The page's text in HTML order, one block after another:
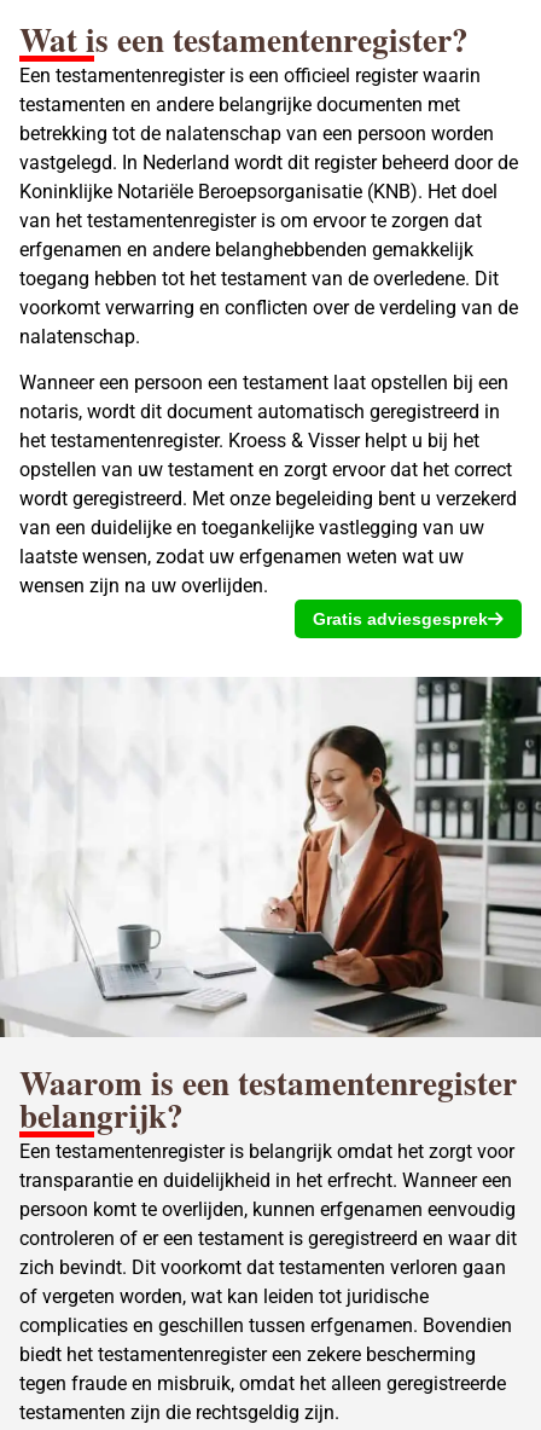
Wat is een testamentenregister?
Een testamentenregister is een officieel register waarin
testamenten en andere belangrijke documenten met
betrekking tot de nalatenschap van een persoon worden
vastgelegd. In Nederland wordt dit register beheerd door de
Koninklijke Notariële Beroepsorganisatie (KNB). Het doel
van het testamentenregister is om ervoor te zorgen dat
erfgenamen en andere belanghebbenden gemakkelijk
toegang hebben tot het testament van de overledene. Dit
voorkomt verwarring en conflicten over de verdeling van de
nalatenschap.
Wanneer een persoon een testament laat opstellen bij een
notaris, wordt dit document automatisch geregistreerd in
het testamentenregister. Kroess & Visser helpt u bij het
opstellen van uw testament en zorgt ervoor dat het correct
wordt geregistreerd. Met onze begeleiding bent u verzekerd
van een duidelijke en toegankelijke vastlegging van uw
laatste wensen, zodat uw erfgenamen weten wat uw
wensen zijn na uw overlijden.
Gratis adviesgesprek
Waarom is een testamentenregister
belangrijk?
Een testamentenregister is belangrijk omdat het zorgt voor
transparantie en duidelijkheid in het erfrecht. Wanneer een
persoon komt te overlijden, kunnen erfgenamen eenvoudig
controleren of er een testament is geregistreerd en waar dit
zich bevindt. Dit voorkomt dat testamenten verloren gaan
of vergeten worden, wat kan leiden tot juridische
complicaties en geschillen tussen erfgenamen. Bovendien
biedt het testamentenregister een zekere bescherming
tegen fraude en misbruik, omdat het alleen geregistreerde
testamenten zijn die rechtsgeldig zijn.